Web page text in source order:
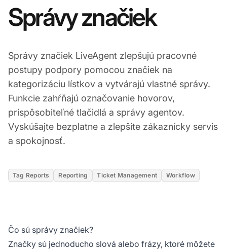
Správy značiek
Správy značiek LiveAgent zlepšujú pracovné
postupy podpory pomocou značiek na
kategorizáciu lístkov a vytvárajú vlastné správy.
Funkcie zahŕňajú označovanie hovorov,
prispôsobiteľné tlačidlá a správy agentov.
Vyskúšajte bezplatne a zlepšite zákaznícky servis
a spokojnosť.
Tag Reports Reporting Ticket Management Workflow
Čo sú správy značiek?
Značky sú jednoducho slová alebo frázy, ktoré môžete